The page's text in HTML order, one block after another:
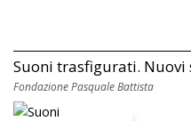
Suoni trasfigurati. Nuovi
Fondazione Pasquale Battista